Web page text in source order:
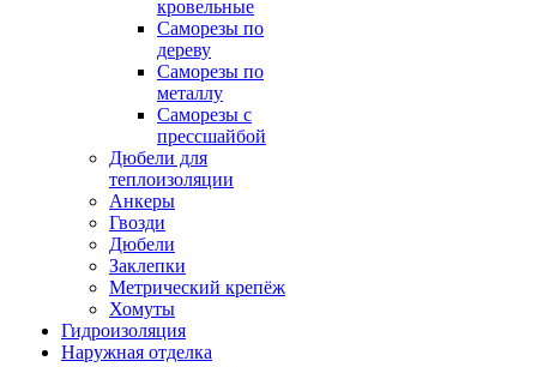
кровельные
Саморезы по
дереву
Саморезы по
металлу
Саморезы с
прессшайбой
Дюбели для
теплоизоляции
Анкеры
Гвозди
Дюбели
Заклепки
Метрический крепёж
Хомуты
Гидроизоляция
Наружная отделка